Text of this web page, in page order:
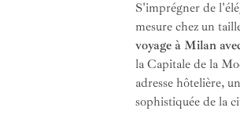
S'imprégner de
mesure chez un
voyage à Milan
la Capitale de la
adresse hôtelière, un
sophistiquée de la